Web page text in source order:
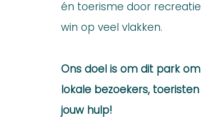
én toerisme door
win op veel vlakken.
Ons doel is om dit park
lokale bezoekers,
jouw hulp!